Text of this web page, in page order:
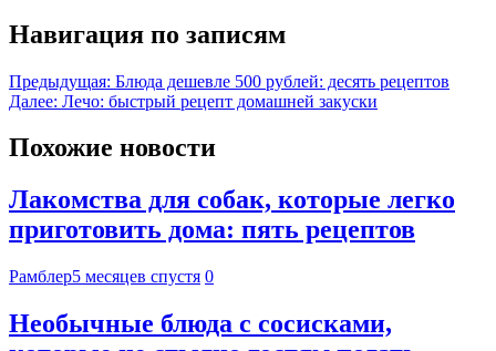
Навигация по записям
Предыдущая: Блюда дешевле 500 рублей: десять рецептов
Далее: Лечо: быстрый рецепт домашней закуски
Похожие новости
Лакомства для собак, которые легко
приготовить дома: пять рецептов
Рамблер5 месяцев спустя 0
Необычные блюда с сосисками,